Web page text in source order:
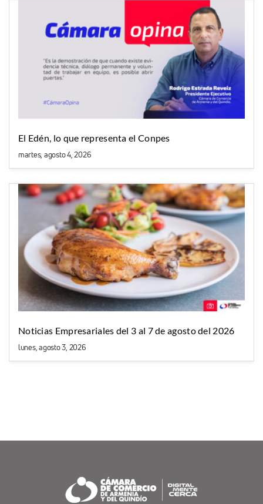
El Edén, lo que representa el Conpes
martes, agosto 4, 2026
Noticias Empresariales del 3 al 7 de agosto del 2026
lunes, agosto 3, 2026